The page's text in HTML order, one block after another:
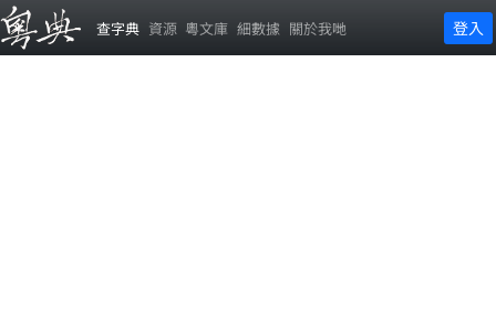
查字典 資源 粵文庫 細數據 關於我哋 登入